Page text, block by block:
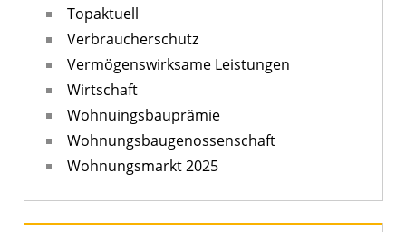
Topaktuell
Verbraucherschutz
Vermögenswirksame Leistungen
Wirtschaft
Wohnuingsbauprämie
Wohnungsbaugenossenschaft
Wohnungsmarkt 2025